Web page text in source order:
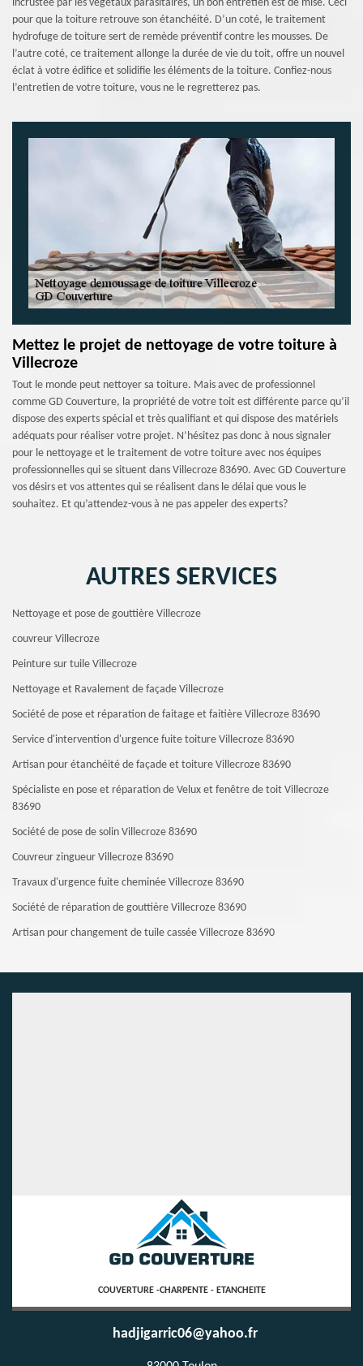
incrustée par les végétaux parasitaires, un bon entretien est de mise. Ceci
pour que la toiture retrouve son étanchéité. D’un coté, le traitement
hydrofuge de toiture sert de remède préventif contre les mousses. De
l’autre coté, ce traitement allonge la durée de vie du toit, offre un nouvel
éclat à votre édifice et solidifie les éléments de la toiture. Confiez-nous
l’entretien de votre toiture, vous ne le regretterez pas.
Mettez le projet de nettoyage de votre toiture à
Villecroze
Tout le monde peut nettoyer sa toiture. Mais avec de professionnel
comme GD Couverture, la propriété de votre toit est différente parce qu’il
dispose des experts spécial et très qualifiant et qui dispose des matériels
adéquats pour réaliser votre projet. N’hésitez pas donc à nous signaler
pour le nettoyage et le traitement de votre toiture avec nos équipes
professionnelles qui se situent dans Villecroze 83690. Avec GD Couverture
vos désirs et vos attentes qui se réalisent dans le délai que vous le
souhaitez. Et qu’attendez-vous à ne pas appeler des experts?
AUTRES SERVICES
Nettoyage et pose de gouttière Villecroze
couvreur Villecroze
Peinture sur tuile Villecroze
Nettoyage et Ravalement de façade Villecroze
Société de pose et réparation de faitage et faitière Villecroze 83690
Service d'intervention d'urgence fuite toiture Villecroze 83690
Artisan pour étanchéité de façade et toiture Villecroze 83690
Spécialiste en pose et réparation de Velux et fenêtre de toit Villecroze
83690
Société de pose de solin Villecroze 83690
Couvreur zingueur Villecroze 83690
Travaux d'urgence fuite cheminée Villecroze 83690
Société de réparation de gouttière Villecroze 83690
Artisan pour changement de tuile cassée Villecroze 83690
COUVERTURE -CHARPENTE - ETANCHEITE
hadjigarric06@yahoo.fr